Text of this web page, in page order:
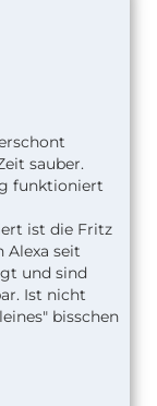
sauber.
funktioniert
ist die Fritz
Alexa seit
und sind
Ist nicht
bisschen